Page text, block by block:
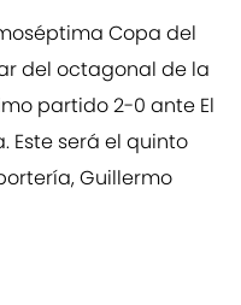
Copa del
del octagonal de la
partido 2-0 ante El
Este será el quinto
Guillermo